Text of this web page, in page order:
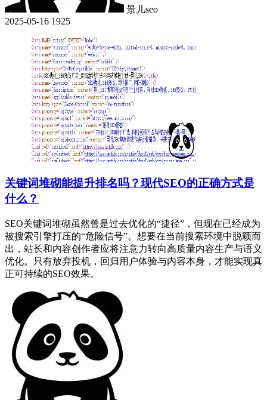
景儿seo
2025-05-16 1925
关键词堆砌能提升排名吗？现代SEO的正确方式是
什么？
SEO关键词堆砌虽然曾是过去优化的“捷径”，但现在已经成为
被搜索引擎打压的“危险信号”。想要在当前搜索环境中脱颖而
出，站长和内容创作者应将注意力转向高质量内容生产与语义
优化。只有放弃投机，回归用户体验与内容本身，才能实现真
正可持续的SEO效果。